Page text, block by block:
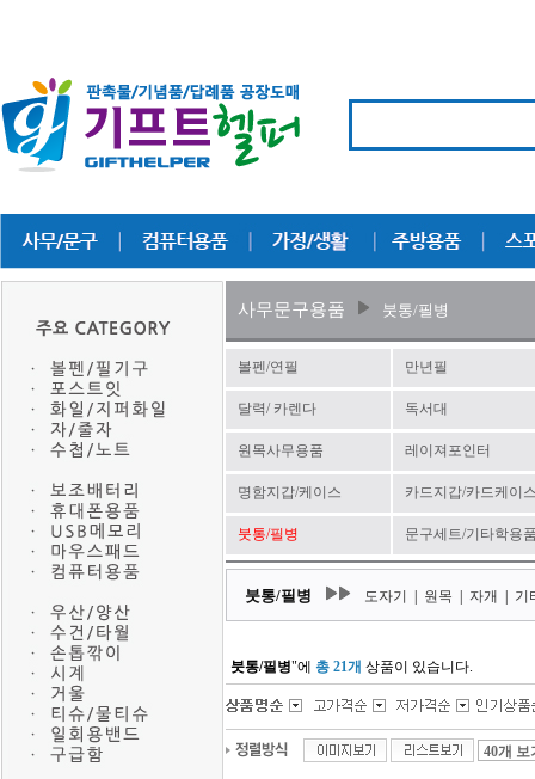
사무문구용품 붓통/필병
볼펜/연필 만년필
달력/ 카렌다 독서대
원목사무용품 레이져포인터
명함지갑/케이스 카드지갑/카드케이
붓통/필병 문구세트/기타학용
붓통/필병 도자기 원목 자개 기
붓통/필병"에 총 21개 상품이 있습니다.